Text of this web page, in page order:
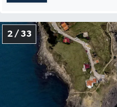
2 / 33
Denizli Müftülüğü
Diyarbakır Müftülüğü
Düzce Müftülüğü
Edirne Müftülüğü
Diyanet TV
İhtida Haberleri
YAŞAM